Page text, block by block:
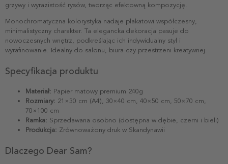
grzywy i wyrazistość rysów, tworząc efektowną kompozycję.
Monochromatyczna kolorystyka nadaje plakatowi współczesny,
minimalistyczny charakter. Ta elegancka dekoracja pasuje do
nowoczesnych wnętrz, podkreślając ich indywidualny styl i
wyrafinowanie. Idealny do salonu, biura czy przestrzeni kreatywnej.
Specyfikacja produktu
Materiał: Papier matowy premium 240g
Rozmiary: 21×30 cm (A4), 30×40 cm, 40×50 cm, 50×70 cm,
70×100 cm
Ramka: Sprzedawana osobno (dostępna w dębie, czerni i bieli)
Produkcja: Zrównoważony druk w Skandynawii
Dlaczego Dear Sam?